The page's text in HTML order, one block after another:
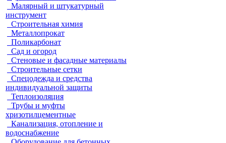
Малярный и штукатурный
инструмент
Строительная химия
Металлопрокат
Поликарбонат
Сад и огород
Стеновые и фасадные материалы
Строительные сетки
Спецодежда и средства
индивидуальной защиты
Теплоизоляция
Трубы и муфты
хризотилцементные
Канализация, отопление и
водоснабжение